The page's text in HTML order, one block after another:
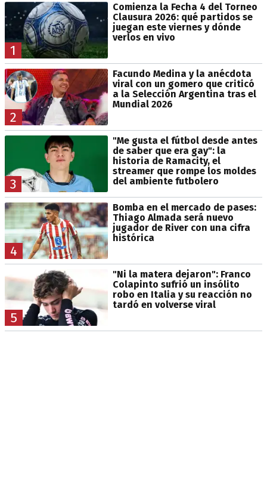
1
Comienza la Fecha 4 del Torneo
Clausura 2026: qué partidos se
juegan este viernes y dónde
verlos en vivo
2
Facundo Medina y la anécdota
viral con un gomero que criticó
a la Selección Argentina tras el
Mundial 2026
3
"Me gusta el fútbol desde antes
de saber que era gay": la
historia de Ramacity, el
streamer que rompe los moldes
del ambiente futbolero
4
Bomba en el mercado de pases:
Thiago Almada será nuevo
jugador de River con una cifra
histórica
5
"Ni la matera dejaron": Franco
Colapinto sufrió un insólito
robo en Italia y su reacción no
tardó en volverse viral